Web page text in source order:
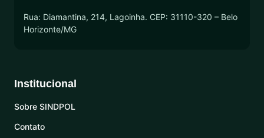
Rua: Diamantina, 214, Lagoinha. CEP: 31110-320 – Belo
Horizonte/MG
Institucional
Sobre SINDPOL
Contato